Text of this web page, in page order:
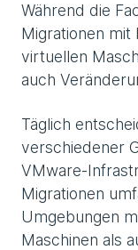
Während die
Migrationen mit
virtuellen
auch
Täglich
verschiedener
VMware-
Migrationen
Umgebungen
Maschinen als